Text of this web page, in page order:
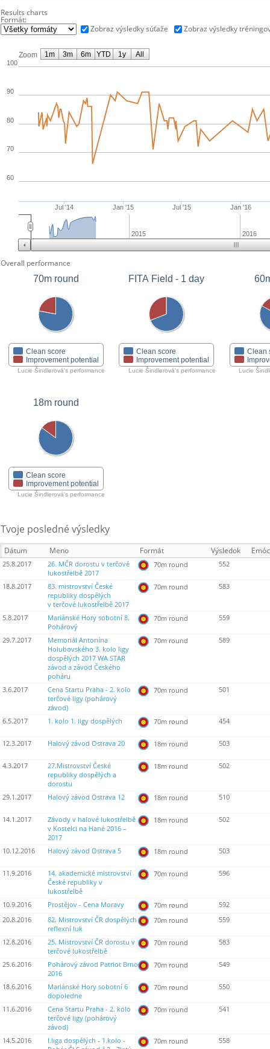
Results charts
Formát:
Zobraz výsledky súťaže
Zobraz výsledky
Zoom
Jul '14 Jan '15 Jul '15 Jan '16
60
70
80
90
100
2015 2016
1m 3m 6m YTD 1y All
Overall performance
70m round
Clean score
Improvement potential
Lucie Šindlerová's performance
FITA Field - 1 day
Clean score
Improvement potential
Lucie Šindlerová's performance
Clean
Lucie
18m round
Clean score
Improvement potential
Lucie Šindlerová's performance
Tvoje posledné výsledky
Dátum Meno Formát Výsledok
25.8.2017
26. MČR dorostu v terčové
lukostřelbě 2017
70m round 552
18.8.2017
83. mistrovství České
republiky dospělých
v terčové lukostřelbě 2017
70m round 583
5.8.2017
Mariánské Hory sobotní 8.
Pohárový
70m round 559
29.7.2017
Memoriál Antonína
Holubovského 3. kolo ligy
dospělých 2017 WA STAR
závod a závod Českého
poháru
70m round 589
3.6.2017
Cena Startu Praha - 2. kolo
terčové ligy (pohárový
závod)
70m round 501
6.5.2017 1. kolo 1. ligy dospělých 70m round 454
12.3.2017 Halový závod Ostrava 20 18m round 503
4.3.2017
27.Mistrovství České
republiky dospělých a
dorostu
18m round 502
29.1.2017 Halový závod Ostrava 12 18m round 510
14.1.2017
Závody v halové lukostřelbě
v Kostelci na Hané 2016 –
2017
18m round 502
10.12.2016 Halový závod Ostrava 5 18m round 503
11.9.2016
14. akademické mistrovství
České republiky v
lukostřelbě
70m round 596
10.9.2016 Prostějov - Cena Moravy 70m round
592
20.8.2016
82. Mistrovství ČR dospělých
reflexní luk
70m round 559
12.8.2016
25. Mistrovství ČR dorostu v
terčové lukostřelbě
70m round 583
25.6.2016
Pohárový závod Patriot Brno
2016
70m round 549
18.6.2016
Mariánské Hory sobotní 6
dopoledne
70m round 550
11.6.2016
Cena Startu Praha - 2. kolo
terčové ligy (pohárový
závod)
70m round 541
14.5.2016
I.liga dospělých - 1.kolo -
70m round 558